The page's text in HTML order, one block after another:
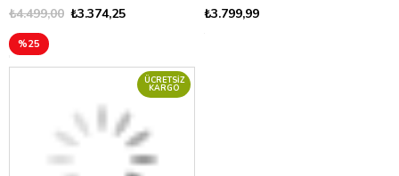
₺3.374,25
₺4.499,00
%25
₺3.799,99
ÜCRETSIZ
KARGO